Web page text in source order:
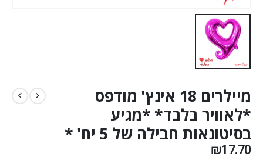
מיילרים 18 אינץ' מודפס
*לאוויר בלבד* *מגיע
בסיטונאות חבילה של 5 יח' *
₪17.70